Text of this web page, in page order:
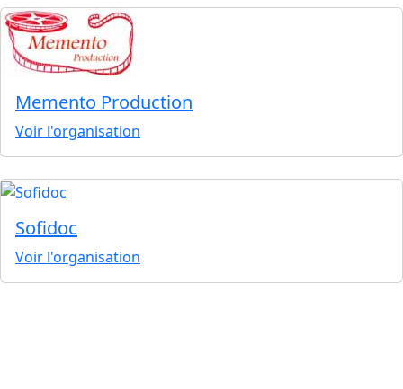
Memento Production
Voir l'organisation
Sofidoc
Voir l'organisation